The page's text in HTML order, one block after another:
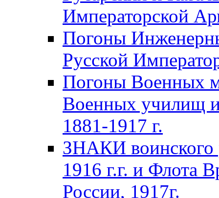
Императорской
Погоны
Русской
Погоны Военных
Военных училищ
1881-1917 г.
ЗНАКИ воинского
1916 г.г. и Флота
России, 1917г.